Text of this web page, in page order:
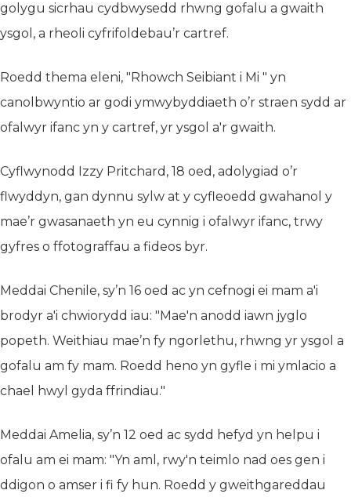
golygu sicrhau cydbwysedd rhwng gofalu a gwaith
ysgol, a rheoli cyfrifoldebau’r cartref.
Roedd thema eleni, "Rhowch Seibiant i Mi " yn
canolbwyntio ar godi ymwybyddiaeth o’r straen sydd ar
ofalwyr ifanc yn y cartref, yr ysgol a'r gwaith.
Cyflwynodd Izzy Pritchard, 18 oed, adolygiad o’r
flwyddyn, gan dynnu sylw at y cyfleoedd gwahanol y
mae’r gwasanaeth yn eu cynnig i ofalwyr ifanc, trwy
gyfres o ffotograffau a fideos byr.
Meddai Chenile, sy’n 16 oed ac yn cefnogi ei mam a'i
brodyr a'i chwiorydd iau: "Mae'n anodd iawn jyglo
popeth. Weithiau mae’n fy ngorlethu, rhwng yr ysgol a
gofalu am fy mam. Roedd heno yn gyfle i mi ymlacio a
chael hwyl gyda ffrindiau."
Meddai Amelia, sy’n 12 oed ac sydd hefyd yn helpu i
ofalu am ei mam: "Yn aml, rwy'n teimlo nad oes gen i
ddigon o amser i fi fy hun. Roedd y gweithgareddau